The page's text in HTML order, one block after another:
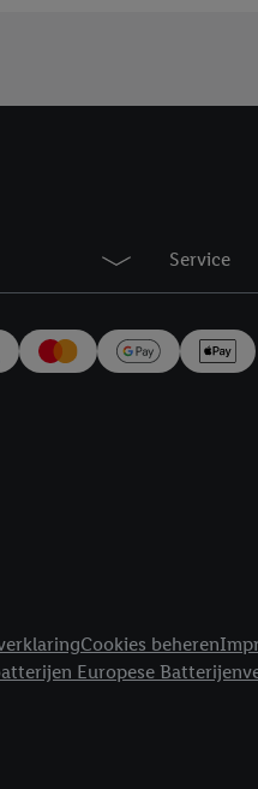
klant
Service
Cookies beheren
Europese
mailadres en met
Onder "Aanpassen"
Door te klikken op
Door op "Akkoord" te